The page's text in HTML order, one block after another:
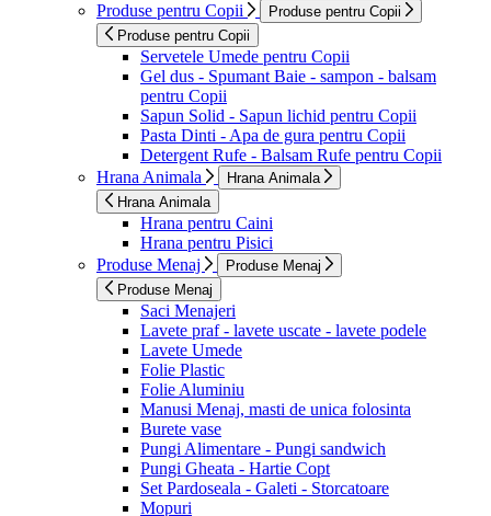
Produse pentru Copii
Produse pentru Copii
Produse pentru Copii
Servetele Umede pentru Copii
Gel dus - Spumant Baie - sampon - balsam
pentru Copii
Sapun Solid - Sapun lichid pentru Copii
Pasta Dinti - Apa de gura pentru Copii
Detergent Rufe - Balsam Rufe pentru Copii
Hrana Animala
Hrana Animala
Hrana Animala
Hrana pentru Caini
Hrana pentru Pisici
Produse Menaj
Produse Menaj
Produse Menaj
Saci Menajeri
Lavete praf - lavete uscate - lavete podele
Lavete Umede
Folie Plastic
Folie Aluminiu
Manusi Menaj, masti de unica folosinta
Burete vase
Pungi Alimentare - Pungi sandwich
Pungi Gheata - Hartie Copt
Set Pardoseala - Galeti - Storcatoare
Mopuri